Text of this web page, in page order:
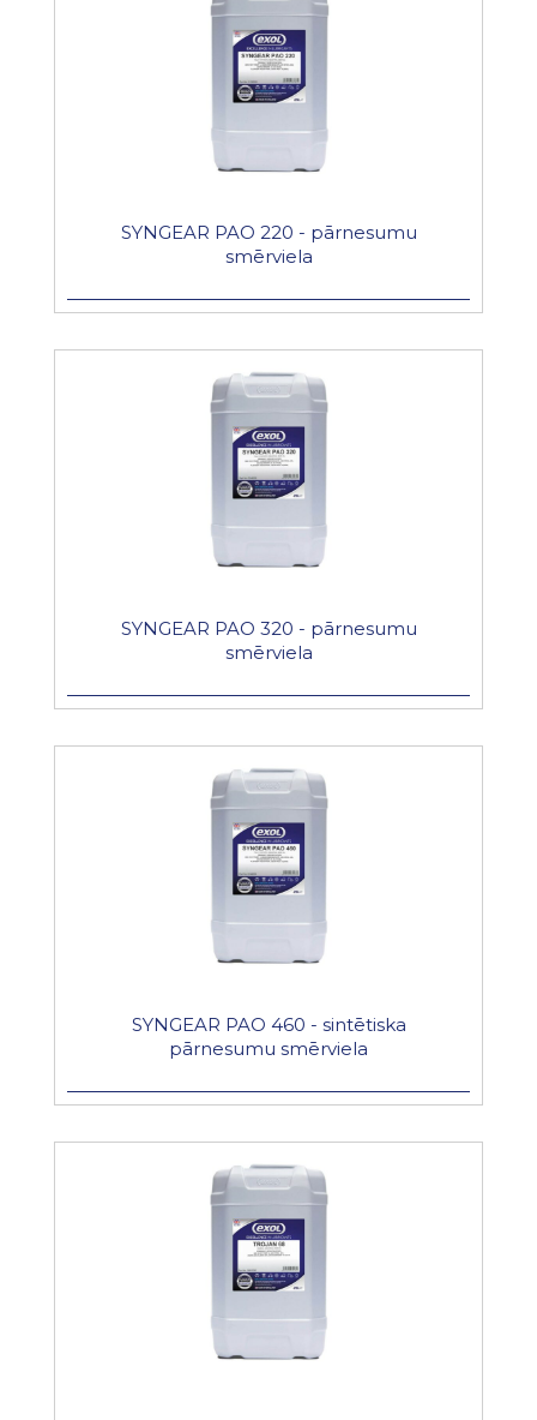
SYNGEAR PAO 220 - pārnesumu
smērviela
SYNGEAR PAO 320 - pārnesumu
smērviela
SYNGEAR PAO 460 - sintētiska
pārnesumu smērviela